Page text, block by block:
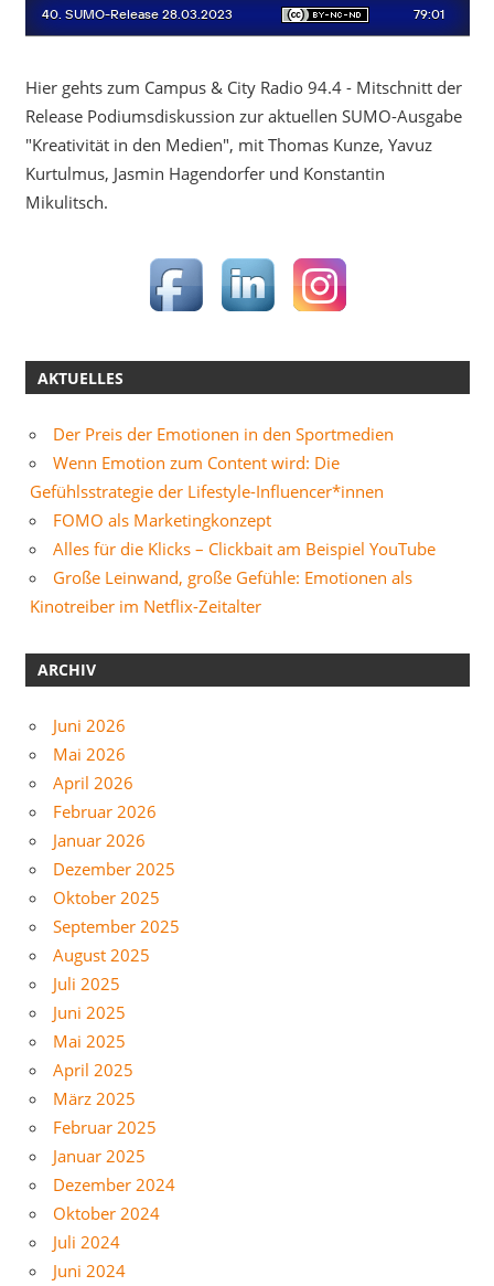
Hier gehts zum Campus & City Radio 94.4 - Mitschnitt der
Release Podiumsdiskussion zur aktuellen SUMO-Ausgabe
"Kreativität in den Medien", mit Thomas Kunze, Yavuz
Kurtulmus, Jasmin Hagendorfer und Konstantin
Mikulitsch.
AKTUELLES
Der Preis der Emotionen in den Sportmedien
Wenn Emotion zum Content wird: Die
Gefühlsstrategie der Lifestyle-Influencer*innen
FOMO als Marketingkonzept
Alles für die Klicks – Clickbait am Beispiel YouTube
Große Leinwand, große Gefühle: Emotionen als
Kinotreiber im Netflix-Zeitalter
ARCHIV
Juni 2026
Mai 2026
April 2026
Februar 2026
Januar 2026
Dezember 2025
Oktober 2025
September 2025
August 2025
Juli 2025
Juni 2025
Mai 2025
April 2025
März 2025
Februar 2025
Januar 2025
Dezember 2024
Oktober 2024
Juli 2024
Juni 2024